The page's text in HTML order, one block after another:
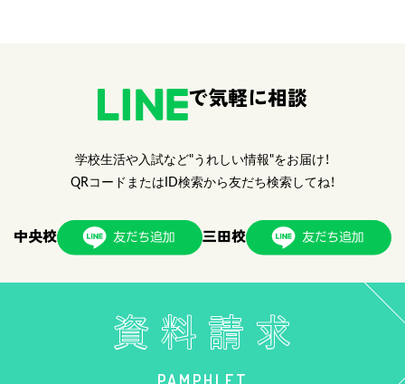
で気軽に相談
学校生活や入試など"うれしい情報"をお届け！
QRコードまたはID検索から友だち検索してね！
中央校 三田校